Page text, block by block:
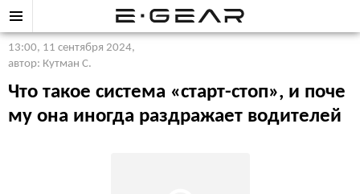
13:00, 11 сентября 2024,
автор: Кутман С.
Что такое система «старт-стоп», и поче
му она иногда раздражает водителей